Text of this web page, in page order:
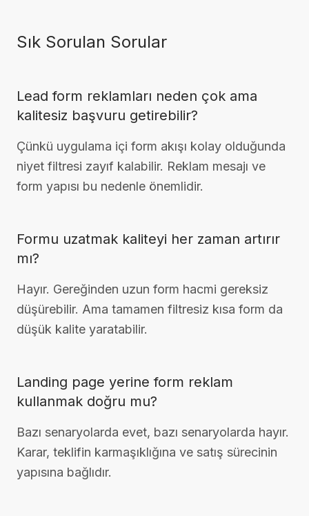
Sık Sorulan Sorular
Lead form reklamları neden çok ama
kalitesiz başvuru getirebilir?
Çünkü uygulama içi form akışı kolay olduğunda
niyet filtresi zayıf kalabilir. Reklam mesajı ve
form yapısı bu nedenle önemlidir.
Formu uzatmak kaliteyi her zaman artırır
mı?
Hayır. Gereğinden uzun form hacmi gereksiz
düşürebilir. Ama tamamen filtresiz kısa form da
düşük kalite yaratabilir.
Landing page yerine form reklam
kullanmak doğru mu?
Bazı senaryolarda evet, bazı senaryolarda hayır.
Karar, teklifin karmaşıklığına ve satış sürecinin
yapısına bağlıdır.